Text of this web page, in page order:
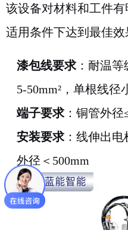
该设备对材料和工件
适用条件下达到最佳效
漆包线要求：耐温等
5-50mm²，单根线径
端子要求：铜管外径
安装要求：线伸出电
外径＜500mm